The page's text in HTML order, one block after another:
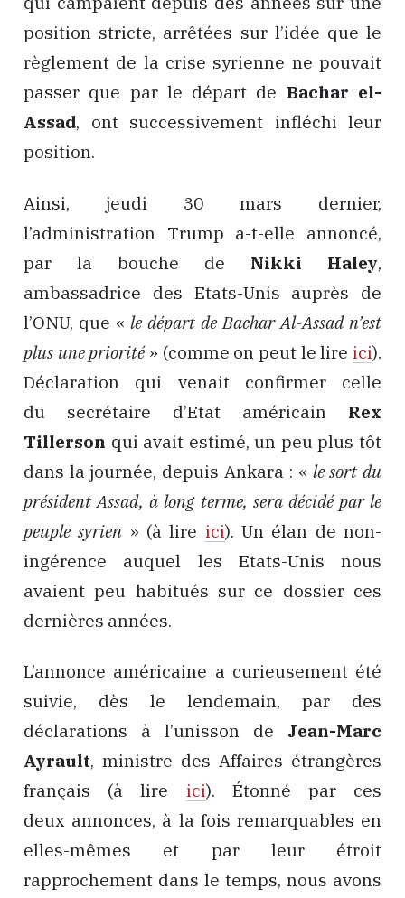
position stricte, arrêtées sur l’idée que le
règlement de la crise syrienne ne pouvait
passer que par le départ de Bachar el-
Assad, ont successivement infléchi leur
position.
Ainsi, jeudi 30 mars dernier,
l’administration Trump a-t-elle annoncé,
par la bouche de Nikki Haley,
ambassadrice des Etats-Unis auprès de
l’ONU, que « le départ de Bachar Al-Assad n’est
plus une priorité» (comme on peut le lire ici).
Déclaration qui venait confirmer celle
du secrétaire d’Etat américain Rex
Tillerson qui avait estimé, un peu plus tôt
dans la journée, depuis Ankara : « le sort du
président Assad, à long terme, sera décidé par le
peuple syrien » (à lire ici). Un élan de non-
ingérence auquel les Etats-Unis nous
avaient peu habitués sur ce dossier ces
dernières années.
L’annonce américaine a curieusement été
suivie, dès le lendemain, par des
déclarations à l’unisson de Jean-Marc
Ayrault, ministre des Affaires étrangères
français (à lire ici). Étonné par ces
deux annonces, à la fois remarquables en
elles-mêmes et par leur étroit
rapprochement dans le temps, nous avons